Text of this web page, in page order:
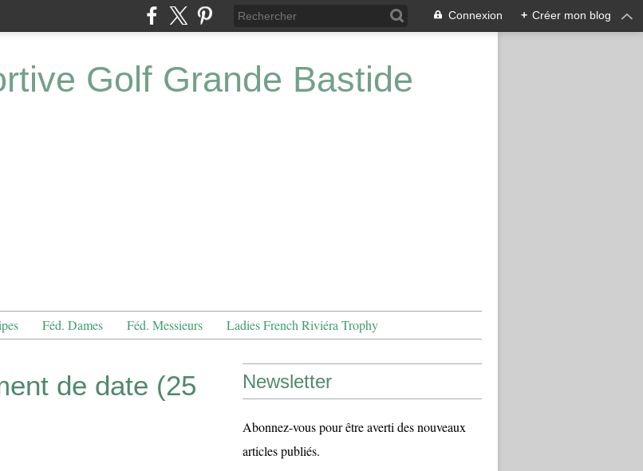
Connexion + Créer mon blog
Golf Grande Bastide
Féd. Dames Féd. Messieurs Ladies French Riviéra Trophy
de date (25
Newsletter
Abonnez-vous pour être averti des nouveaux
articles publiés.